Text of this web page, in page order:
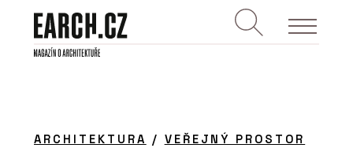
ARCHITEKTURA / VEŘEJNÝ PROSTOR